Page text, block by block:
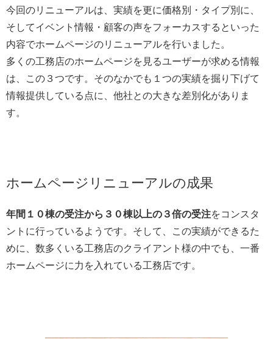
今回のリニューアルは、実績を更に価格別・タイプ別に、
そしてイベント情報・顧客の声をフォーカスするといった
内容でホームページのリニューアルを行いました。
多くの工務店のホームページを見るユーザーが求める情報
は、この３つです。そのなかでも１つの実績を掘り下げて
情報提供している点に、他社との大きな差別化がありま
す。
ホームページリニューアルの成果
年間１０棟の受注から３０棟以上の３倍の受注をコンスタ
ントに行っているようです。そして、この実績ができるた
めに、数多くいる工務店のクライアント様の中でも、一番
ホームページに力を入れている工務店です。